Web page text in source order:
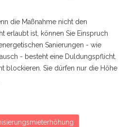
die Maßnahme nicht den
erlaubt ist, können Sie Einspruch
Sanierungen - wie
- besteht eine Duldungspflicht.
blockieren. Sie dürfen nur die Höhe